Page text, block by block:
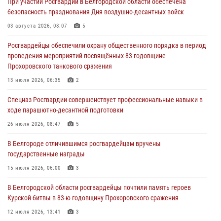
Росгвардейцы спасли раненого при атаке FPV-дрона ВСУ жителя
белгородского приграничья
За неделю белгородские росгвардейцы пресекли свыше 130
правонарушений
04 августа 2026, 06:03
Сотрудники Росгвардии задержали подозреваемую в краже
товаров из гипермаркета в Белгороде
03 августа 2026, 13:29
«Я расскажу вам о Герое»: история подполковника милиции в
отставке Виктора Хайрулика (видео)
03 августа 2026, 10:37
При участии Росгвардии в Белгородской области обеспечена
безопасность празднования Дня воздушно-десантных войск
03 августа 2026, 08:07 5
Росгвардейцы обеспечили охрану общественного порядка в период
проведения мероприятий посвящённых 83 годовщине
Прохоровского танкового сражения
13 июля 2026, 06:35 2
Спецназ Росгвардии совершенствует профессиональные навыки в
ходе парашютно-десантной подготовки
26 июля 2026, 08:47 5
В Белгороде отличившимся росгвардейцам вручены
государственные награды
15 июля 2026, 06:00 3
В Белгородской области росгвардейцы почтили память героев
Курской битвы в 83-ю годовщину Прохоровского сражения
12 июля 2026, 13:41 3